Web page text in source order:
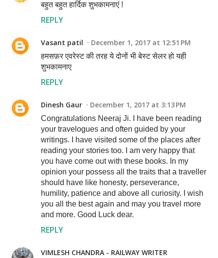
बहुत बहुत हार्दिक शुभकामनाएं !
REPLY
Vasant patil December 1, 2017 at 12:51 PM
हमसफ़र एवरेस्ट की तरह ये दोनों भी बेस्ट सेलर हो यही
शुभकामनाए
REPLY
Dinesh Gaur December 1, 2017 at 3:13 PM
Congratulations Neeraj Ji. I have been reading
your travelogues and often guided by your
writings. I have visited some of the places after
reading your stories too. I am very happy that
you have come out with these books. In my
opinion your possess all the traits that a traveller
should have like honesty, perseverance,
humility, patience and above all curiosity. I wish
you all the best again and may you travel more
and more. Good Luck dear.
REPLY
VIMLESH CHANDRA - RAILWAY WRITER